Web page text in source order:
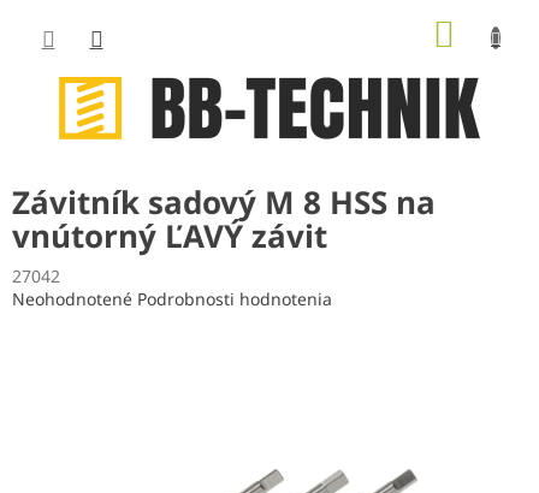
obsah
Závitník sadový M 8 HSS na
vnútorný ĽAVÝ závit
27042
Priemerné
Neohodnotené Podrobnosti hodnotenia